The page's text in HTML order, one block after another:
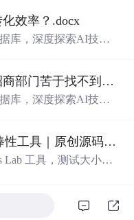
效率？.docx
库，深度探索AI技术
科技创新与产业创新产业招商如何精准匹配？招商部门苦于找不到符合产业链补链强链方向的目标企业怎么办？.docx
库，深度探索AI技术
科技创新与产业创新大模型工具Schema枚举鲁棒性工具｜原创源码+测试+离线报告
Lab 工具，测试大小
SVG 报告、1080×720